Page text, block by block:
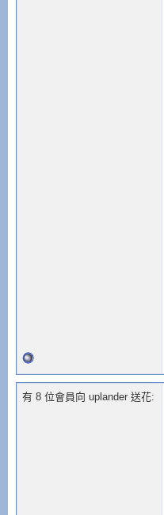
有 8 位會員向 uplander 送花: